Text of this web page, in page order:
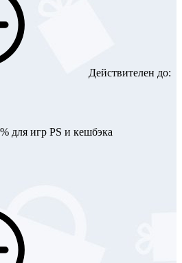
Действителен до:
для игр PS и кешбэка